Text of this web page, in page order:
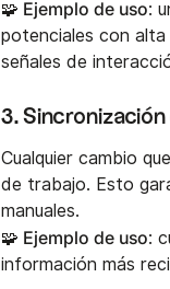
🧩 Ejemplo de uso:
potenciales con
señales de
3. Sincronización
Cualquier cambio
de trabajo. Esto
manuales.
🧩 Ejemplo de uso:
información más